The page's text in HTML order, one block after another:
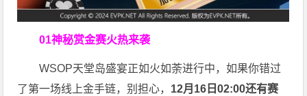
01神秘赏金赛火热来袭
WSOP天堂岛盛宴正如火如荼进行中，如果你错过
了第一场线上金手链，别担心， 12月16日02:00还有赛